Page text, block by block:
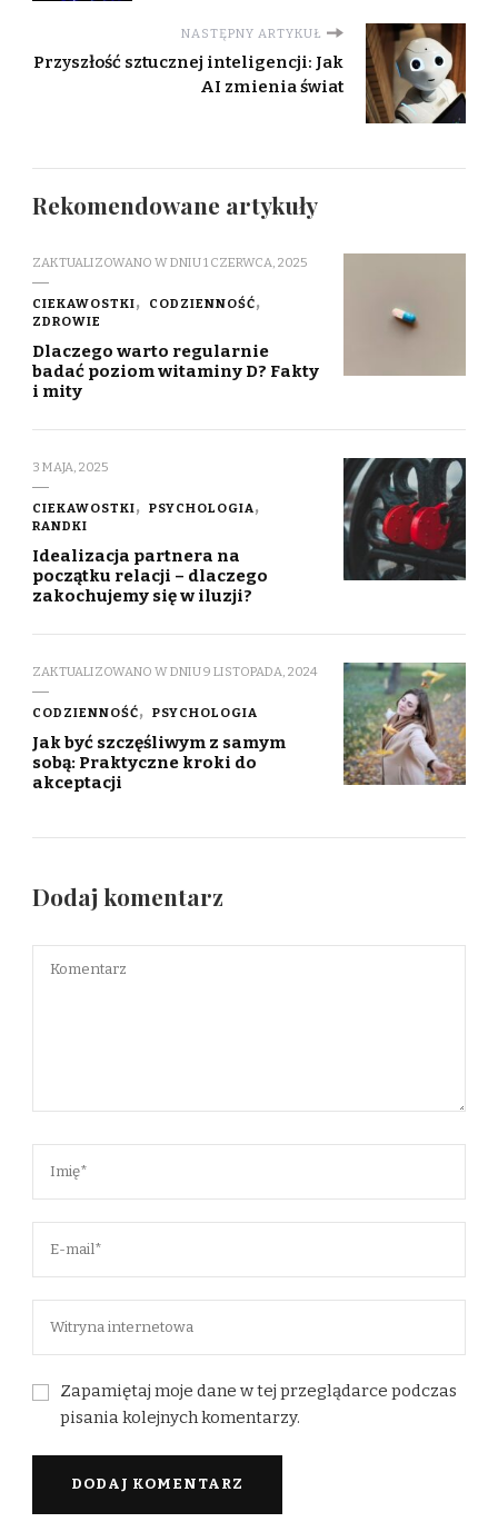
NASTĘPNY ARTYKUŁ
Przyszłość sztucznej inteligencji: Jak
AI zmienia świat
Rekomendowane artykuły
ZAKTUALIZOWANO W DNIU1 CZERWCA, 2025
CIEKAWOSTKI
CODZIENNOŚĆ
ZDROWIE
Dlaczego warto regularnie
badać poziom witaminy D? Fakty
i mity
3 MAJA, 2025
CIEKAWOSTKI
PSYCHOLOGIA
RANDKI
Idealizacja partnera na
początku relacji – dlaczego
zakochujemy się w iluzji?
ZAKTUALIZOWANO W DNIU9 LISTOPADA, 2024
CODZIENNOŚĆ PSYCHOLOGIA
Jak być szczęśliwym z samym
sobą: Praktyczne kroki do
akceptacji
Dodaj komentarz
Zapamiętaj moje dane w tej przeglądarce podczas
pisania kolejnych komentarzy.